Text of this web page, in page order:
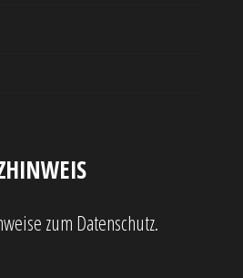
zum Datenschutz.